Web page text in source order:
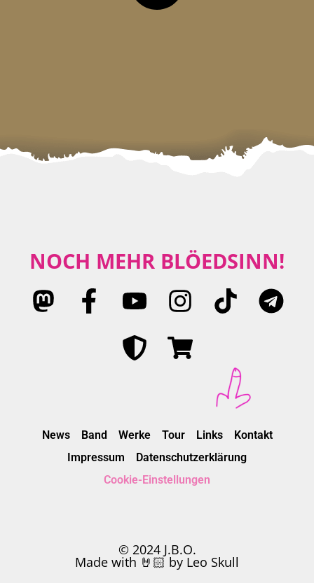
NOCH MEHR BLÖEDSINN!
News Band Werke Tour Links
Kontakt
Impressum
Datenschutzerklärung
Cookie-Einstellungen
© 2024 J.B.O.
Made with 🤘🏻 by Leo Skull